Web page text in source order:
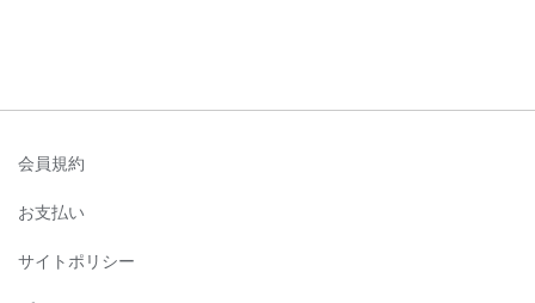
会員規約
お支払い
サイトポリシー